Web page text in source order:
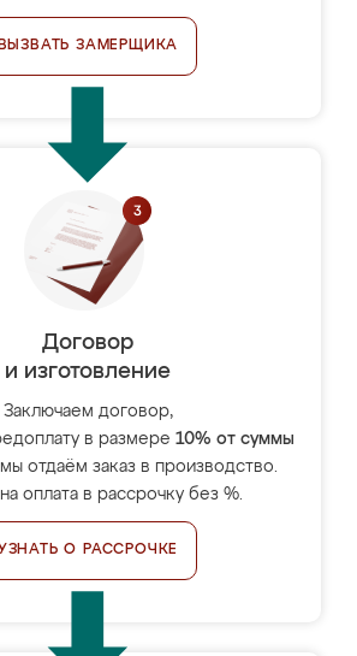
ВЫЗВАТЬ ЗАМЕРЩИКА
Договор
и изготовление
Заключаем договор,
в размере 10% от суммы
отдаём заказ в производство.
оплата в рассрочку без %.
О РАССРОЧКЕ